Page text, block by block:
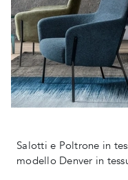
Salotti e Poltrone in
modello Denver in